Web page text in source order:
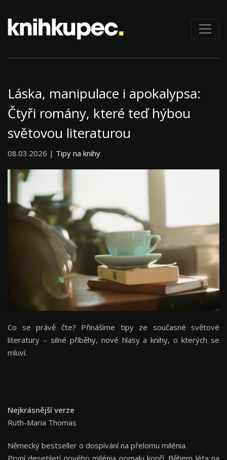
Láska, manipulace i apokalypsa:
Čtyři romány, které teď hýbou
světovou literaturou
08.03.2026 | Tipy na knihy
Co se právě čte? Přinášíme tipy ze současné světové
literatury – silné příběhy, nové hlasy a knihy, o kterých se
mluví.
Nejkrásnější verze
Ruth-Maria Thomas
Německý bestseller o dospívání na přelomu milénia.
První desetiletí nového milénia pomalu končí. Během léta na